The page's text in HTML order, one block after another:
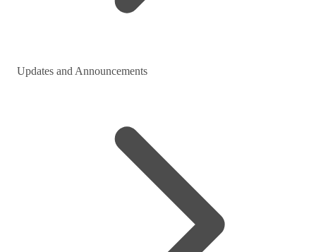
Updates and Announcements